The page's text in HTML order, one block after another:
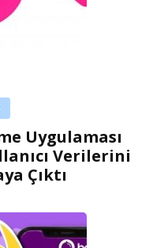
Uygulaması
Verilerini
Çıktı